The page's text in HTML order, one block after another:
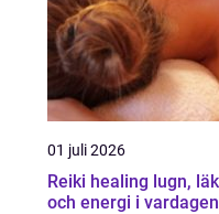
01 juli 2026
Reiki healing lugn, läkning
och energi i vardagen